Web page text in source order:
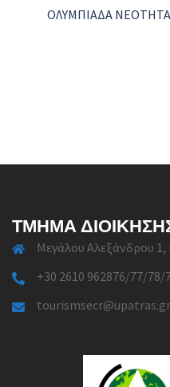
ΟΛΥΜΠΙΑΔΑ
ΤΜΉΜΑ
Μεγάλου Αλεξάνδρου
+30 2610 962876/77/78/
tourismsecr@upatras.gr